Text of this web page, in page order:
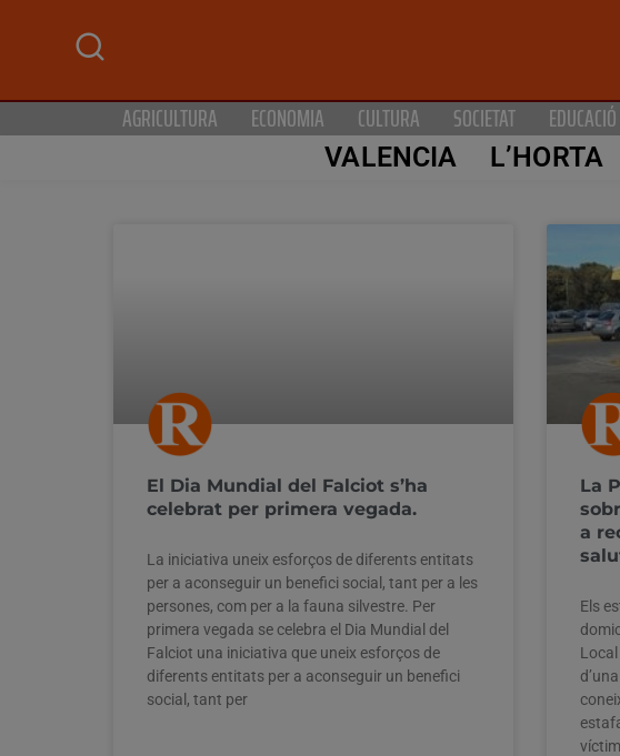
AGRICULTURA ECONOMIA CULTURA SOCIETAT EDUCACIÓ
VALENCIA L’HORTA
El Dia Mundial del Falciot s’ha
celebrat per primera vegada.
La iniciativa uneix esforços de diferents entitats
per a aconseguir un benefici social, tant per a les
persones, com per a la fauna silvestre. Per
primera vegada se celebra el Dia Mundial del
Falciot una iniciativa que uneix esforços de
diferents entitats per a aconseguir un benefici
social, tant per
La
a
Els